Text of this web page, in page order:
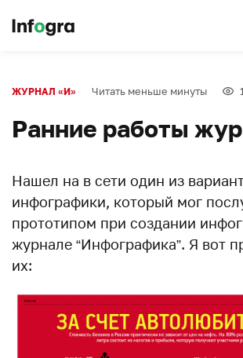
ЖУРНАЛ «И» Читать меньше минуты
Ранние работы
Нашел на в сети один из
инфографики, который мог
прототипом при создании
журнале “Инфографика”. Я вот
их: